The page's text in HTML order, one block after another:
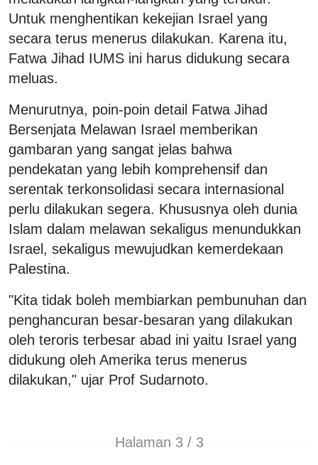
Untuk menghentikan kekejian Israel yang
secara terus menerus dilakukan. Karena itu,
Fatwa Jihad IUMS ini harus didukung secara
meluas.
Menurutnya, poin-poin detail Fatwa Jihad
Bersenjata Melawan Israel memberikan
gambaran yang sangat jelas bahwa
pendekatan yang lebih komprehensif dan
serentak terkonsolidasi secara internasional
perlu dilakukan segera. Khususnya oleh dunia
Islam dalam melawan sekaligus menundukkan
Israel, sekaligus mewujudkan kemerdekaan
Palestina.
"Kita tidak boleh membiarkan pembunuhan dan
penghancuran besar-besaran yang dilakukan
oleh teroris terbesar abad ini yaitu Israel yang
didukung oleh Amerika terus menerus
dilakukan," ujar Prof Sudarnoto.
Halaman 3 / 3